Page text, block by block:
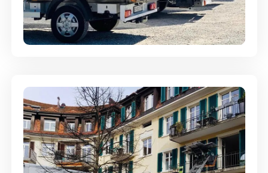
Möbellagerung - Alles sicher
aufbewahrt